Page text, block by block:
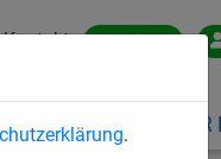
.
Kontakt Austria